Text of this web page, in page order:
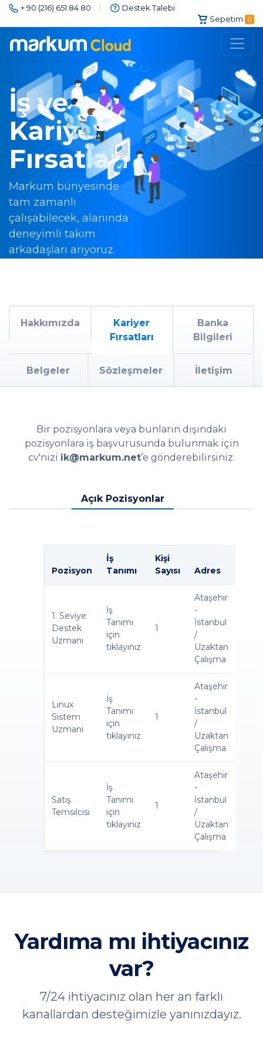
+ 90 (216) 651 84 80
Destek Talebi
Sepetim
0
İş ve
Kariyer
Fırsatları
Markum bünyesinde
tam zamanlı
çalışabilecek, alanında
deneyimli takım
arkadaşları arıyoruz.
Açık Pozisyonlar
Hakkımızda
Kariyer
Fırsatları
Banka
Bilgileri
Belgeler Sözleşmeler İletişim
Bir pozisyonlara veya bunların dışındaki
pozisyonlara iş başvurusunda bulunmak için
cv'nizi ik@markum.net’e gönderebilirsiniz.
Açık Pozisyonlar
Pozisyon
İş
Tanımı
Kişi
Sayısı
Adres
1. Seviye
Destek
Uzmanı
İş
Tanımı
için
tıklayınız
1
Ataşehir
-
İstanbul
/
Uzaktan
Çalışma
Linux
Sistem
Uzmanı
İş
Tanımı
için
tıklayınız
1
Ataşehir
-
İstanbul
/
Uzaktan
Çalışma
Satış
Temsilcisi
İş
Tanımı
için
tıklayınız
1
Ataşehir
-
İstanbul
/
Uzaktan
Çalışma
Yardıma mı ihtiyacınız
var?
7/24 ihtiyacınız olan her an farklı
kanallardan desteğimizle yanınızdayız.